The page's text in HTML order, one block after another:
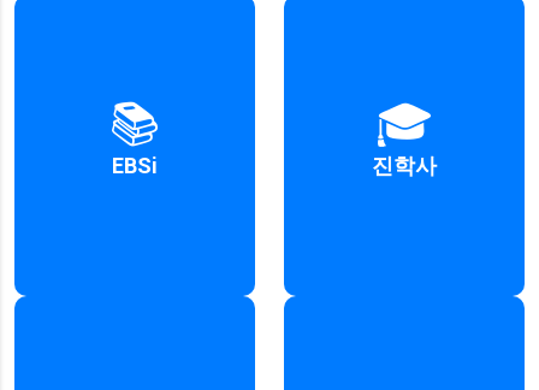
📚
EBSi
수능 연계 교재와 강의를
제공하는 공교육 지원 플랫폼
자세히 보기
🎓
진학사
입시 정보와 대입 지원
서비스를 제공하는 플랫폼
자세히 보기